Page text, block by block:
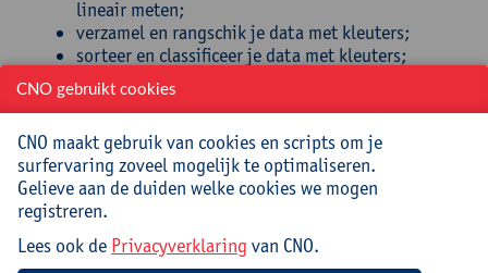
lineair meten;
verzamel en rangschik je data met kleuters;
sorteer en classificeer je data met kleuters;
maak je met de verkregen data tabellen en
grafieken met kleuters;
verzamelde gegevens;
ga je vanuit prentenboeken aan de slag met
datamanagement in de kleuterklas.
Doelgroep
CNO gebruikt cookies
CNO maakt gebruik van cookies en scripts om je
surfervaring zoveel mogelijk te optimaliseren.
Gelieve aan de duiden welke cookies we mogen
registreren.
Lees ook de Privacyverklaring van CNO.